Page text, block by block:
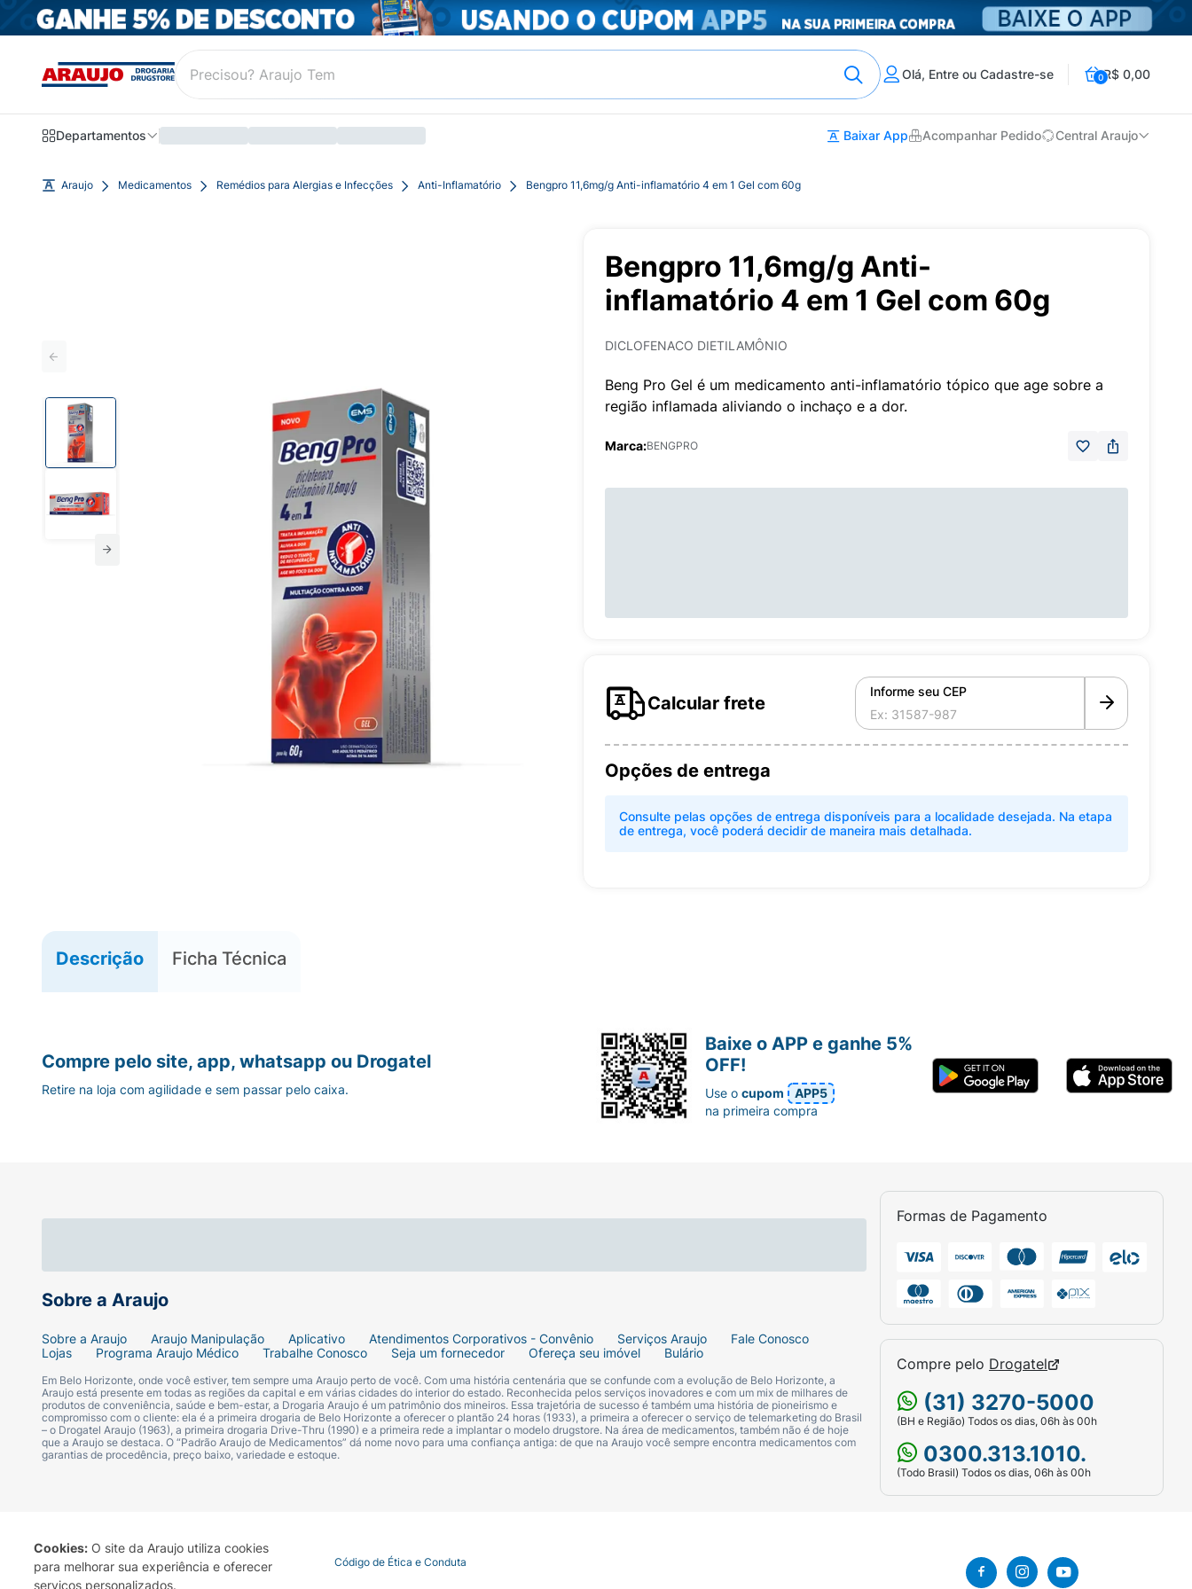
Cookies: O site da Araujo utiliza cookies
para melhorar sua experiência e oferecer
serviços personalizados.
Olá, Entre ou Cadastre-se 0R$ 0,00
Departamentos Baixar App Acompanhar Pedido Central Araujo
Araujo Medicamentos Remédios para Alergias e Infecções Anti-Inflamatório Bengpro 11,6mg/g Anti-inflamatório 4 em 1 Gel com 60g
Bengpro 11,6mg/g Anti-
inflamatório 4 em 1 Gel com 60g
DICLOFENACO DIETILAMÔNIO
Beng Pro Gel é um medicamento anti-inflamatório tópico que age sobre a
região inflamada aliviando o inchaço e a dor.
Marca:BENGPRO
Calcular frete
Informe seu CEP
Opções de entrega
Consulte pelas opções de entrega disponíveis para a localidade desejada. Na etapa
de entrega, você poderá decidir de maneira mais detalhada.
Descrição Ficha Técnica
Sobre a Araujo
Sobre a Araujo Araujo Manipulação Aplicativo Atendimentos Corporativos - Convênio Serviços Araujo
Fale Conosco
Lojas
Programa Araujo Médico Trabalhe Conosco Seja um fornecedor Ofereça seu imóvel Bulário
Em Belo Horizonte, onde você estiver, tem sempre uma Araujo perto de você. Com uma história centenária que se confunde com a evolução de Belo Horizonte, a
Araujo está presente em todas as regiões da capital e em várias cidades do interior do estado. Reconhecida pelos serviços inovadores e com um mix de milhares de
produtos de conveniência, saúde e bem-estar, a Drogaria Araujo é um patrimônio dos mineiros. Essa trajetória de sucesso é também uma história de pioneirismo e
compromisso com o cliente: ela é a primeira drogaria de Belo Horizonte a oferecer o plantão 24 horas (1933), a primeira a oferecer o serviço de telemarketing do Brasil
– o Drogatel Araujo (1963), a primeira drogaria Drive-Thru (1990) e a primeira rede a implantar o modelo drugstore. Na área de medicamentos, também não é de hoje
que a Araujo se destaca. O “Padrão Araujo de Medicamentos” dá nome novo para uma confiança antiga: de que na Araujo você sempre encontra medicamentos com
garantias de procedência, preço baixo, variedade e estoque.
Formas de Pagamento
Compre pelo Drogatel
(31) 3270-5000
(BH e Região) Todos os dias, 06h às 00h
0300.313.1010.
(Todo Brasil) Todos os dias, 06h às 00h
Compre pelo site, app, whatsapp ou Drogatel
Retire na loja com agilidade e sem passar pelo caixa.
Baixe o APP e ganhe 5%
OFF!
Use ocupom
APP5
na primeira compra
Termo de Uso Portal da Privacidade Covid-19 Código de Ética e Conduta